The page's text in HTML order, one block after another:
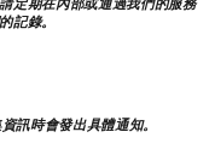
定期在內部或通過我們的服務
記錄。
訊時會發出具體通知。